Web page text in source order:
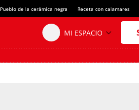
Pueblo de la cerámica negra Receta con calamares